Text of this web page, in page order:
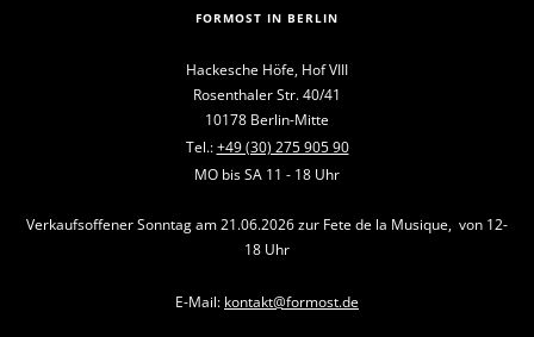
FORMOST IN BERLIN
Hackesche Höfe, Hof VIII
Rosenthaler Str. 40/41
10178 Berlin-Mitte
Tel.:+49 (30) 275 905 90
MO bis SA 11 - 18 Uhr
Verkaufsoffener Sonntag am 21.06.2026 zur Fete de la Musique, von 12-
18 Uhr
E-Mail: kontakt@formost.de